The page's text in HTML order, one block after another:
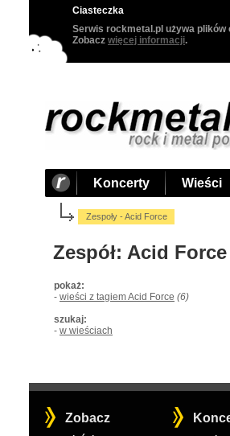
Ciasteczka
Serwis rockmetal.pl używa
Zobacz więcej informacji.
Koncerty Wieści
Zespoły - Acid Force
Zespół: Acid Force
pokaż:
- wieści z tagiem Acid Force (6)
szukaj:
- w wieściach
Zobacz